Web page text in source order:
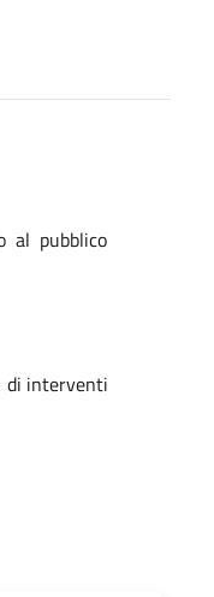
al pubblico
di interventi